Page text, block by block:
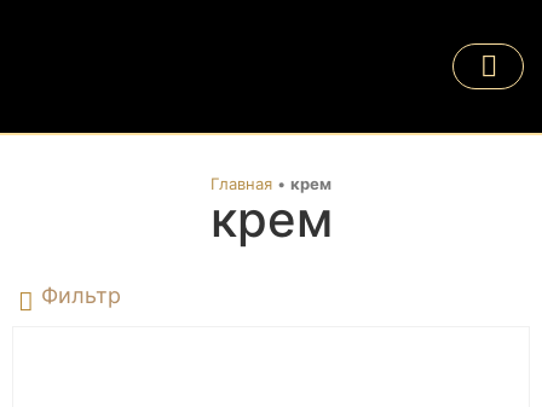
Главная • крем
крем
Фильтр